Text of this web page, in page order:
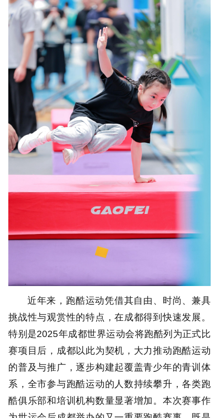
近年来，跑酷运动凭借其自由、时尚、兼具
挑战性与观赏性的特点，在成都得到快速发展。
特别是2025年成都世界运动会将跑酷列为正式比
赛项目后，成都以此为契机，大力推动跑酷运动
的普及与推广，逐步构建起覆盖青少年的青训体
系，全市参与跑酷运动的人数持续攀升，各类跑
酷俱乐部和培训机构数量显著增加。本次赛事作